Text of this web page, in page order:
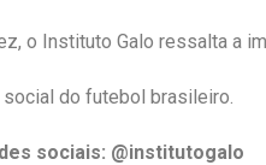
o Instituto Galo ressalta a
do futebol brasileiro.
sociais: @institutogalo